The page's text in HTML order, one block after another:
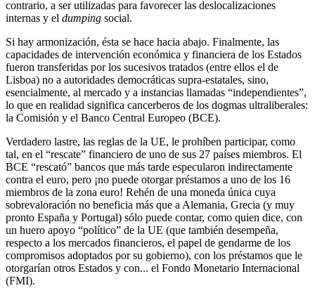
contrario, a ser utilizadas para favorecer las deslocalizaciones
internas y el dumping social.
Si hay armonización, ésta se hace hacia abajo. Finalmente, las
capacidades de intervención económica y financiera de los Estados
fueron transferidas por los sucesivos tratados (entre ellos el de
Lisboa) no a autoridades democráticas supra-estatales, sino,
esencialmente, al mercado y a instancias llamadas “independientes”,
lo que en realidad significa cancerberos de los dogmas ultraliberales:
la Comisión y el Banco Central Europeo (BCE).
Verdadero lastre, las reglas de la UE, le prohíben participar, como
tal, en el “rescate” financiero de uno de sus 27 países miembros. El
BCE “rescató” bancos que más tarde especularon indirectamente
contra el euro, pero ¡no puede otorgar préstamos a uno de los 16
miembros de la zona euro! Rehén de una moneda única cuya
sobrevaloración no beneficia más que a Alemania, Grecia (y muy
pronto España y Portugal) sólo puede contar, como quien dice, con
un huero apoyo “político” de la UE (que también desempeña,
respecto a los mercados financieros, el papel de gendarme de los
compromisos adoptados por su gobierno), con los préstamos que le
otorgarían otros Estados y con... el Fondo Monetario Internacional
(FMI).